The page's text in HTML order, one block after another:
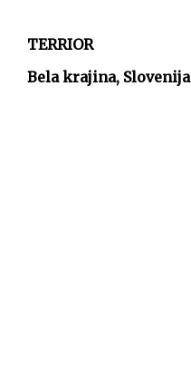
TERRIOR
Bela krajina, Slovenija